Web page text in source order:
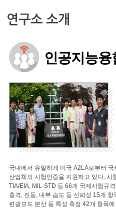
연구소 소개
인공지능융
국내에서 유일하게 미국 A2LA로부터
산업체의 시험인증을 지원하고 있다. 시
TIA/EIA, MIL-STD 등 66개 국제시험규
충격, 진동, 내부 습도 등 신뢰성 15개 항
편광모드 분산 등 특성 측정 42개 항목